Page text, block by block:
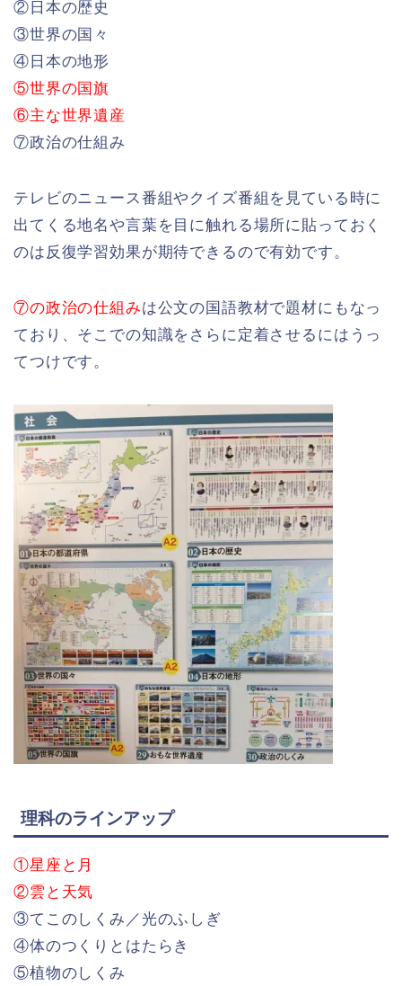
②日本の歴史
③世界の国々
④日本の地形
⑤世界の国旗
⑥主な世界遺産
⑦政治の仕組み
テレビのニュース番組やクイズ番組を見ている時に
出てくる地名や言葉を目に触れる場所に貼っておく
のは反復学習効果が期待できるので有効です。
⑦の政治の仕組みは公文の国語教材で題材にもなっ
ており、そこでの知識をさらに定着させるにはうっ
てつけです。
理科のラインアップ
①星座と月
②雲と天気
③てこのしくみ／光のふしぎ
④体のつくりとはたらき
⑤植物のしくみ